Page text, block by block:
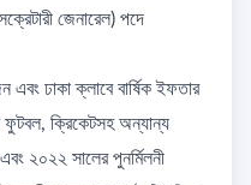
জেনারেল) পদে
ঢাকা ক্লাবে বার্ষিক ইফতার
ফুটবল, ক্রিকেটসহ অন্যান্য
২০২২ সালের পুনর্মিলনী